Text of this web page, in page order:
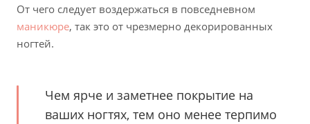
От чего следует воздержаться в повседневном
маникюре, так это от чрезмерно декорированных
ногтей.
Чем ярче и заметнее покрытие на
ваших ногтях, тем оно менее терпимо